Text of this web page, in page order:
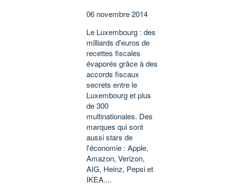
06 novembre 2014
Le Luxembourg : des
milliards d'euros de
recettes fiscales
évaporés grâce à des
accords fiscaux
secrets entre le
Luxembourg et plus
de 300
multinationales. Des
marques qui sont
aussi stars de
l'économie : Apple,
Amazon, Verizon,
AIG, Heinz, Pepsi et
IKEA....